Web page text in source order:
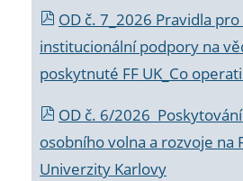
OD č. 7_2026 Pravidla
institucionální podpory na
poskytnuté FF UK_Co
OD č. 6/2026
osobního volna a rozvoje na
Univerzity Karlovy